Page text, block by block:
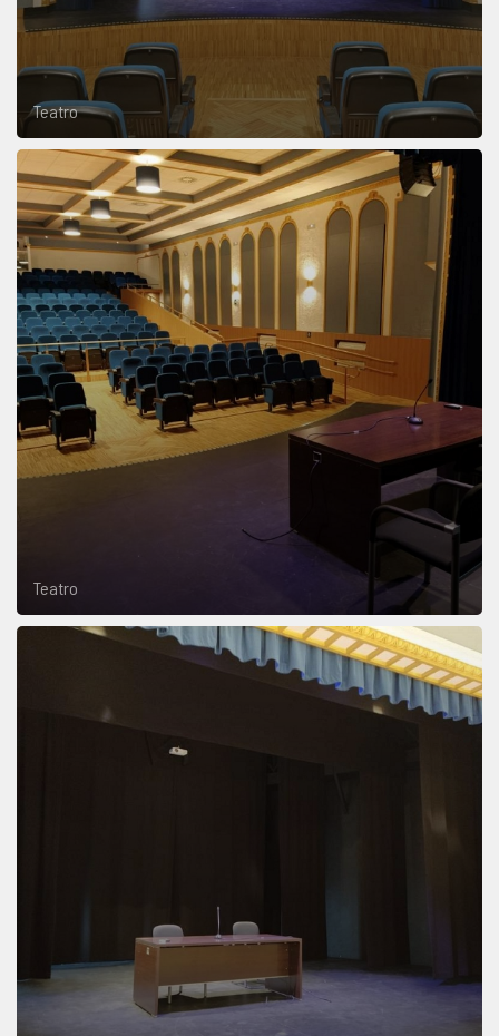
Teatro
Teatro